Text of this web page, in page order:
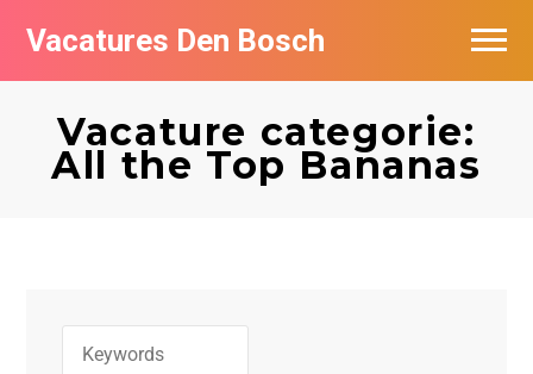
Vacatures Den Bosch
Vacature categorie:
All the Top Bananas
Vacatures per bedrijf in Den Bosch
De populairste vacatures in Den Bosch